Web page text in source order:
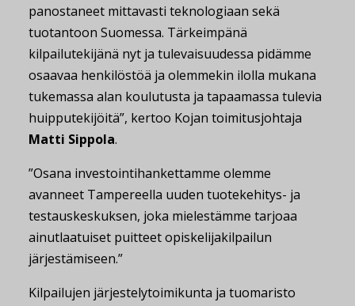
panostaneet mittavasti teknologiaan sekä
tuotantoon Suomessa. Tärkeimpänä
kilpailutekijänä nyt ja tulevaisuudessa pidämme
osaavaa henkilöstöä ja olemmekin ilolla mukana
tukemassa alan koulutusta ja tapaamassa tulevia
huipputekijöitä”, kertoo Kojan toimitusjohtaja
Matti Sippola.
”Osana investointihankettamme olemme
avanneet Tampereella uuden tuotekehitys- ja
testauskeskuksen, joka mielestämme tarjoaa
ainutlaatuiset puitteet opiskelijakilpailun
järjestämiseen.”
Kilpailujen järjestelytoimikunta ja tuomaristo